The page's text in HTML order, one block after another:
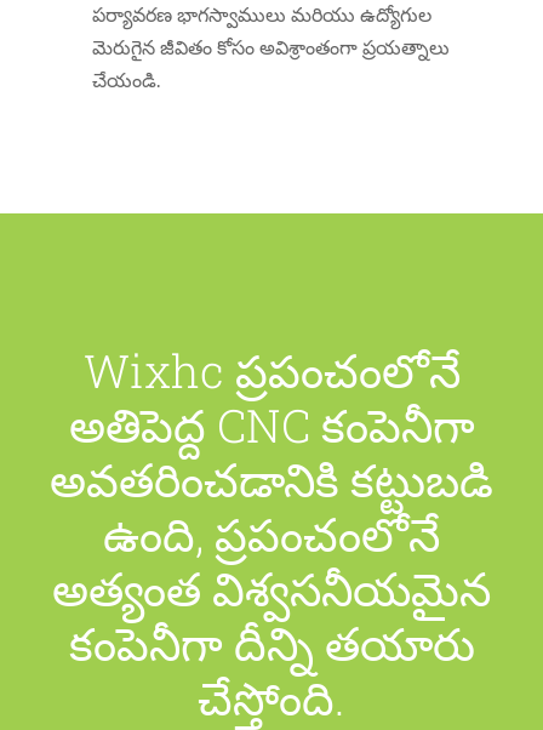
పర్యావరణ భాగస్వాములు మరియు ఉద్యోగుల
మెరుగైన జీవితం కోసం అవిశ్రాంతంగా ప్రయత్నాలు
చేయండి.
Wixhc ప్రపంచంలోనే
అతిపెద్ద CNC కంపెనీగా
అవతరించడానికి కట్టుబడి
ఉంది, ప్రపంచంలోనే
అత్యంత విశ్వసనీయమైన
కంపెనీగా దీన్ని తయారు
చేస్తోంది.